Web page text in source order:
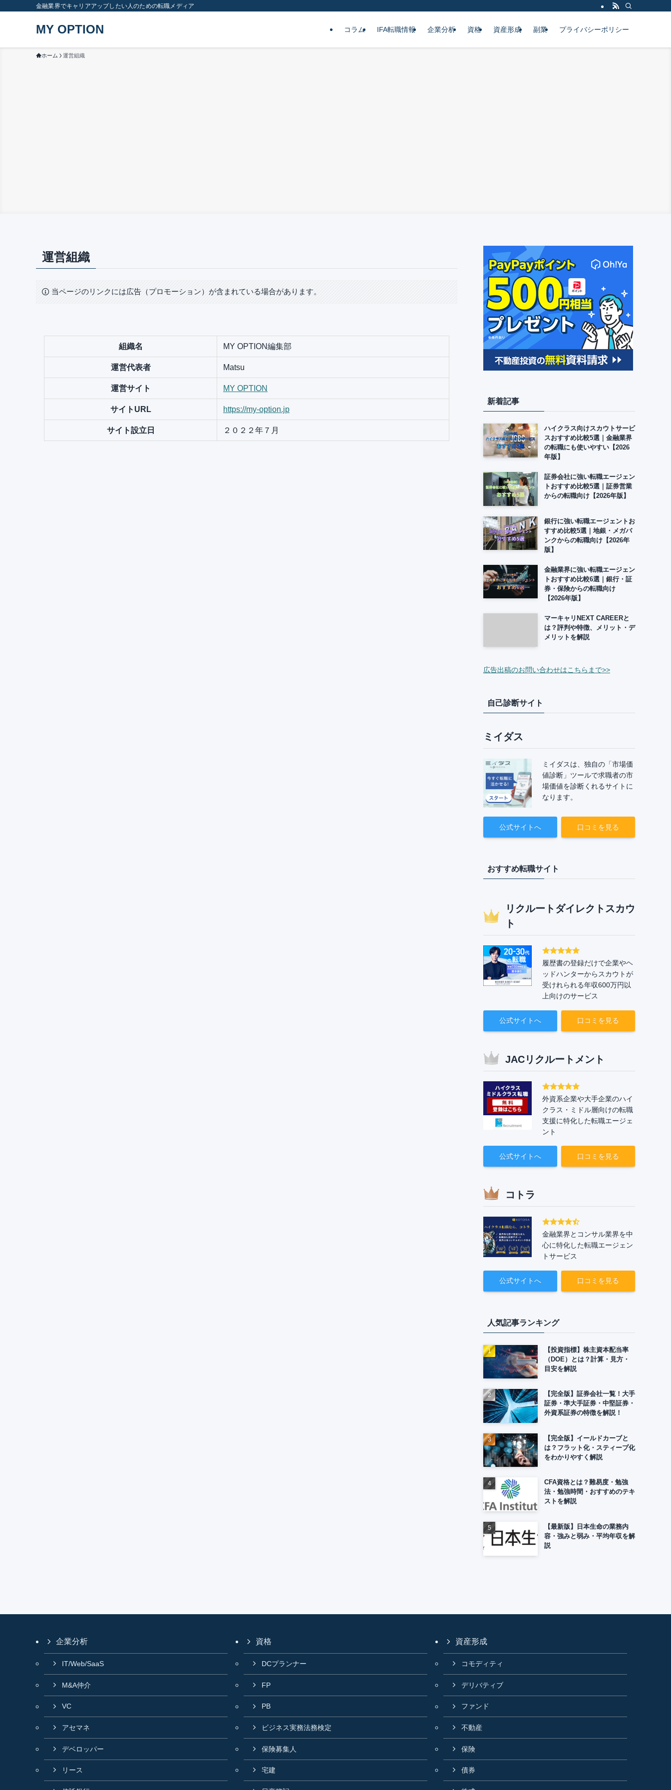
金融業界でキャリアアップしたい人のための転職メディア
MY OPTION コラム IFA転職情報 企業分析 資格 資産形成 副業 プライバシーポリシー
ホーム 運営組織
運営組織
当ページのリンクには広告（プロモーション）が含まれている場合があります。
組織名 MY OPTION編集部
運営代表者 Matsu
運営サイト MY OPTION
サイトURL https://my-option.jp
サイト設立日 ２０２２年７月
新着記事
ハイクラス向けスカウトサービ
スおすすめ比較5選｜金融業界
の転職にも使いやすい【2026
年版】
証券会社に強い転職エージェン
トおすすめ比較5選｜証券営業
からの転職向け【2026年版】
銀行に強い転職エージェントお
すすめ比較5選｜地銀・メガバ
ンクからの転職向け【2026年
版】
金融業界に強い転職エージェン
トおすすめ比較6選｜銀行・証
券・保険からの転職向け
【2026年版】
マーキャリNEXT CAREERと
は？評判や特徴、メリット・デ
メリットを解説
広告出稿のお問い合わせはこちらまで>>
自己診断サイト
ミイダス
ミイダスは、独自の「市場価
値診断」ツールで求職者の市
場価値を診断くれるサイトに
なります。
公式サイトへ 口コミを見る
おすすめ転職サイト
リクルートダイレクトスカウ
ト
履歴書の登録だけで企業やヘ
ッドハンターからスカウトが
受けれられる年収600万円以
上向けのサービス
公式サイトへ 口コミを見る
JACリクルートメント
外資系企業や大手企業のハイ
クラス・ミドル層向けの転職
支援に特化した転職エージェ
ント
公式サイトへ 口コミを見る
コトラ
金融業界とコンサル業界を中
心に特化した転職エージェン
トサービス
公式サイトへ 口コミを見る
人気記事ランキング
【投資指標】株主資本配当率
（DOE）とは？計算・見方・
目安を解説
【完全版】証券会社一覧！大手
証券・準大手証券・中堅証券・
外資系証券の特徴を解説！
【完全版】イールドカーブと
は？フラット化・スティープ化
をわかりやすく解説
CFA資格とは？難易度・勉強
法・勉強時間・おすすめのテキ
ストを解説
【最新版】日本生命の業務内
容・強みと弱み・平均年収を解
説
企業分析
IT/Web/SaaS
M&A仲介
VC
アセマネ
デベロッパー
リース
資格
DCプランナー
FP
PB
ビジネス実務法務検定
保険募集人
宅建
資産形成
コモディティ
デリバティブ
ファンド
不動産
保険
債券